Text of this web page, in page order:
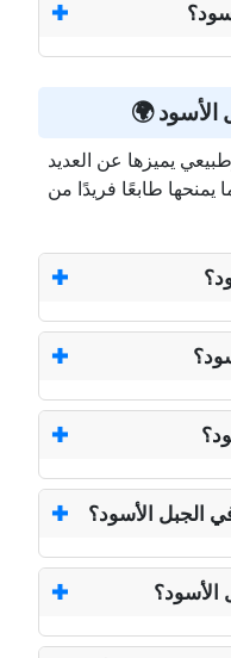
الأسود 🌍
يميزها عن العديد
يمنحها طابعًا فريدًا من
الجبل الأسود؟